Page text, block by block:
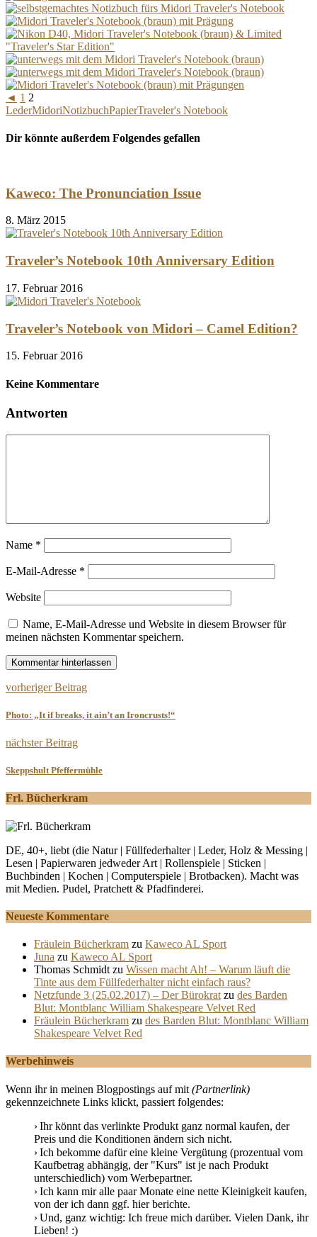
◄ 1 2
LederMidoriNotizbuchPapierTraveler's Notebook
Dir könnte außerdem Folgendes gefallen
Kaweco: The Pronunciation Issue
8. März 2015
Traveler’s Notebook 10th Anniversary Edition
17. Februar 2016
Traveler’s Notebook von Midori – Camel Edition?
15. Februar 2016
Keine Kommentare
Antworten
Name *
E-Mail-Adresse *
Website
Name, E-Mail-Adresse und Website in diesem Browser für
meinen nächsten Kommentar speichern.
vorheriger Beitrag
Photo: „It if breaks, it ain’t an Ironcrusts!“
nächster Beitrag
Skeppshult Pfeffermühle
Frl. Bücherkram
DE, 40+, liebt (die Natur | Füllfederhalter | Leder, Holz & Messing |
Lesen | Papierwaren jedweder Art | Rollenspiele | Sticken |
Buchbinden | Kochen | Computerspiele | Brotbacken). Macht was
mit Medien. Pudel, Pratchett & Pfadfinderei.
Neueste Kommentare
Fräulein Bücherkram zu Kaweco AL Sport
Juna zu Kaweco AL Sport
Thomas Schmidt zu Wissen macht Ah! – Warum läuft die
Tinte aus dem Füllfederhalter nicht einfach raus?
Netzfunde 3 (25.02.2017) – Der Bürokrat zu des Barden
Blut: Montblanc William Shakespeare Velvet Red
Fräulein Bücherkram zu des Barden Blut: Montblanc William
Shakespeare Velvet Red
Werbehinweis
Wenn ihr in meinen Blogpostings auf mit (Partnerlink)
gekennzeichnete Links klickt, passiert folgendes:
Ihr könnt das verlinkte Produkt ganz normal kaufen, der
Preis und die Konditionen ändern sich nicht.
Ich bekomme dafür eine kleine Vergütung (prozentual vom
Kaufbetrag abhängig, der "Kurs" ist je nach Produkt
unterschiedlich) vom Werbepartner.
Ich kann mir alle paar Monate eine nette Kleinigkeit kaufen,
von der ich dann ggf. hier berichte.
Und, ganz wichtig: Ich freue mich darüber. Vielen Dank, ihr
Lieben! :)